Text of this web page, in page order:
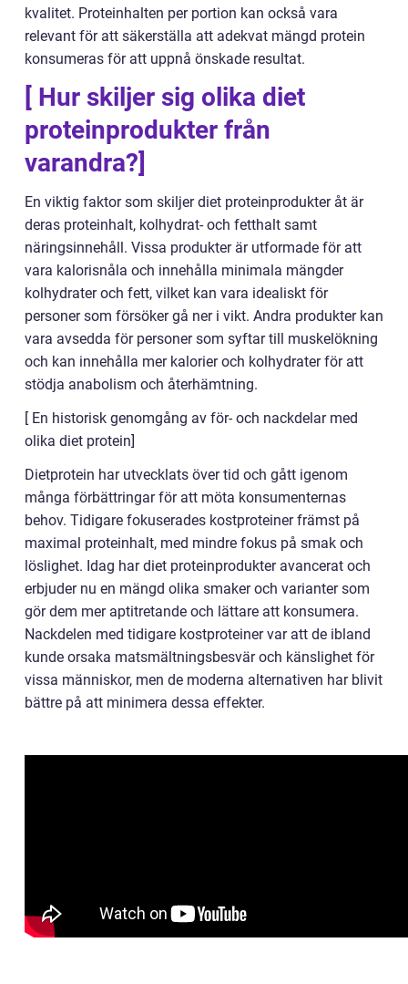
kvalitet. Proteinhalten per portion kan också vara
relevant för att säkerställa att adekvat mängd protein
konsumeras för att uppnå önskade resultat.
[ Hur skiljer sig olika diet
proteinprodukter från
varandra?]
En viktig faktor som skiljer diet proteinprodukter åt är
deras proteinhalt, kolhydrat- och fetthalt samt
näringsinnehåll. Vissa produkter är utformade för att
vara kalorisnåla och innehålla minimala mängder
kolhydrater och fett, vilket kan vara idealiskt för
personer som försöker gå ner i vikt. Andra produkter kan
vara avsedda för personer som syftar till muskelökning
och kan innehålla mer kalorier och kolhydrater för att
stödja anabolism och återhämtning.
[ En historisk genomgång av för- och nackdelar med
olika diet protein]
Dietprotein har utvecklats över tid och gått igenom
många förbättringar för att möta konsumenternas
behov. Tidigare fokuserades kostproteiner främst på
maximal proteinhalt, med mindre fokus på smak och
löslighet. Idag har diet proteinprodukter avancerat och
erbjuder nu en mängd olika smaker och varianter som
gör dem mer aptitretande och lättare att konsumera.
Nackdelen med tidigare kostproteiner var att de ibland
kunde orsaka matsmältningsbesvär och känslighet för
vissa människor, men de moderna alternativen har blivit
bättre på att minimera dessa effekter.